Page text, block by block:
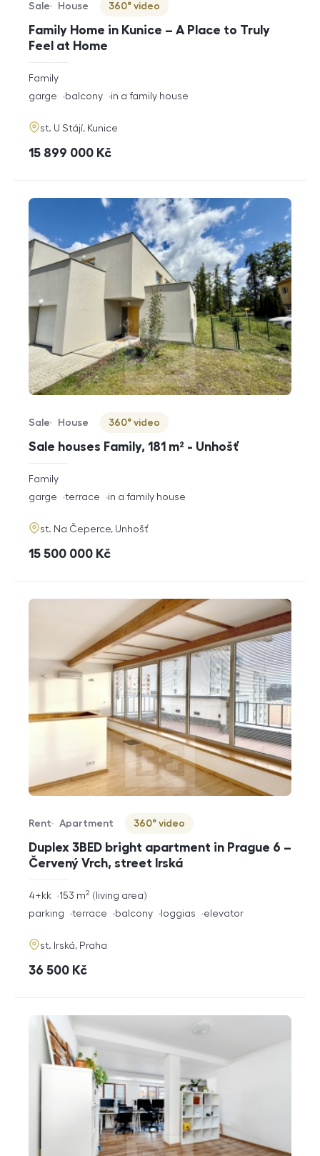
Family Home in Kunice – A Place to Truly
Feel at Home
Offer type
Sale
Property type
House
Virtuální prohlídka
360° video
rozměry
disposition
Family
funkce
garge balcony in a family house
adresa
st. U Stájí, Kunice
cena
15 899 000 Kč
Sale houses Family, 181 m² - Unhošť
Offer type
Sale
Property type
House
Virtuální prohlídka
360° video
rozměry
disposition
Family
funkce
garge terrace in a family house
adresa
st. Na Čeperce, Unhošť
cena
15 500 000 Kč
Duplex 3BED bright apartment in Prague 6 –
Červený Vrch, street Irská
Offer type
Rent
Property type
Apartment
Virtuální prohlídka
360° video
rozměry
4+kk living area
153 m2
funkce
parking terrace balcony loggias elevator
adresa
st. Irská, Praha
cena
36 500 Kč